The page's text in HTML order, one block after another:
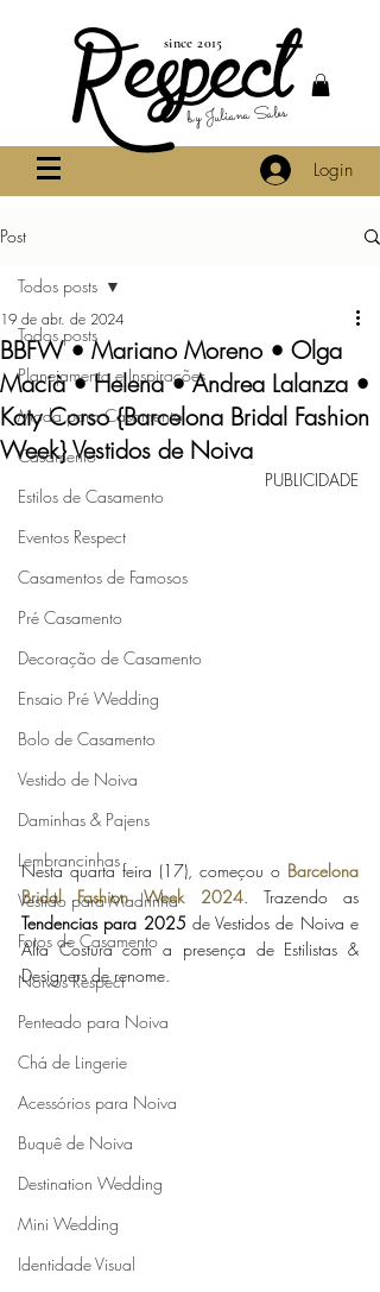
Login
since 2015
by Juliana Sales
Post
Todos posts
Planejamento e Inspirações
Moda para Casamento
Casamento
Estilos de Casamento
Eventos Respect
Casamentos de Famosos
Pré Casamento
Decoração de Casamento
Ensaio Pré Wedding
Bolo de Casamento
Vestido de Noiva
Daminhas & Pajens
Lembrancinhas
Vestido para Madrinha
Fotos de Casamento
Noivos Respect
Penteado para Noiva
Chá de Lingerie
Acessórios para Noiva
Buquê de Noiva
Destination Wedding
Mini Wedding
Identidade Visual
Todos posts
BBFW • Mariano Moreno • Olga
Macià • Helena • Andrea Lalanza •
Katy Corso {Barcelona Bridal Fashion
Week} Vestidos de Noiva
19 de abr. de 2024
PUBLICIDADE
Nesta quarta feira (17), começou o Barcelona
Bridal Fashion Week 2024
Tendencias para 2025 de Vestidos de Noiva e
Alta Costura com a presença de Estilistas &
Designers de renome.